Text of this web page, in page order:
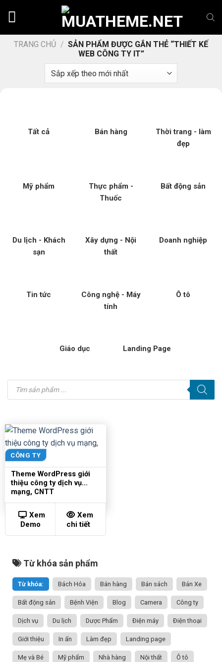
dungTRANG CHỦ / SẢN PHẨM ĐƯỢC GẮN THẺ “THIẾT KẾ
WEB CÔNG TY IT”
Tất cả Bán hàng
Thời trang - làm
đẹp
Mỹ phẩm
Thực phẩm -
Thuốc
Bất động sản
Du lịch - Khách
sạn
Xây dựng - Nội
thất
Doanh nghiệp
Tin tức
Công nghệ - Máy
tính
Ô tô
Giáo dục Landing Page
Tìm
kiếm
sản
CÔNG TY
Theme WordPress giới
thiệu công ty dịch vụ
mạng, CNTT
Xem
Demo
Xem
chi tiết
Từ khóa sản phẩm
Từ khóa: Bách Hóa Bán hàng Bán sách Bán Xe
Bất động sản Bệnh Viện Blog Camera Công ty
Dịch vụ Du lịch Dược Phẩm Điện máy Điện thoại
Giới thiệu In ấn Làm đẹp Landing page
Mẹ và Bé Mỹ phẩm Nhà hàng Nội thất Ô tô